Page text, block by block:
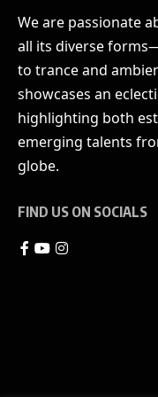
We are passionate
all its diverse
to trance and
showcases an
highlighting both
emerging talents
globe.
FIND US ON SOCIALS